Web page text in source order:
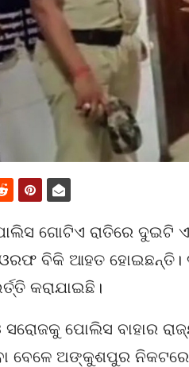
ଗୋଟିଏ ରାତିରେ ଦୁଇଟି
ବିକି ଆହତ
କରାଯାଇଛି।
ସରୋଜକୁ ପୋଲିସ ବାହାର
ବେଳେ ଅଙ୍କୁଶପୁର